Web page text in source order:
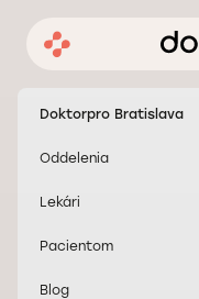
Doktorpro Bratislava
Oddelenia
Lekári
Pacientom
Blog